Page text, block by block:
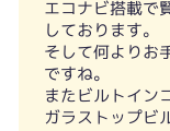
エコナビ搭載で
しております。
そして何よりお
ですね。
またビルトイン
ガラストップビ